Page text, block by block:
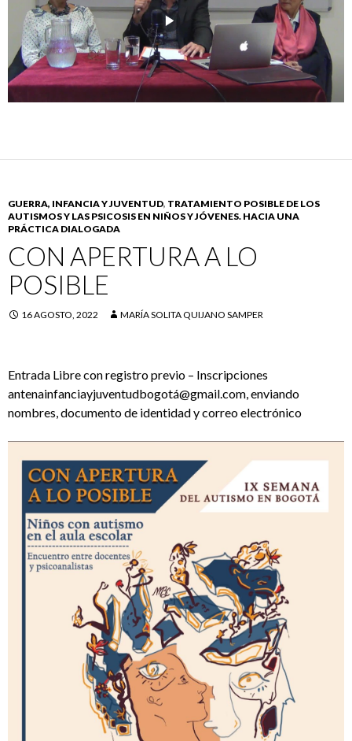
GUERRA, INFANCIA Y JUVENTUD, TRATAMIENTO POSIBLE DE LOS
AUTISMOS Y LAS PSICOSIS EN NIÑOS Y JÓVENES. HACIA UNA
PRÁCTICA DIALOGADA
CON APERTURA A LO
POSIBLE
16 AGOSTO, 2022 MARÍA SOLITA QUIJANO SAMPER
Entrada Libre con registro previo – Inscripciones
antenainfanciayjuventudbogotá@gmail.com, enviando
nombres, documento de identidad y correo electrónico